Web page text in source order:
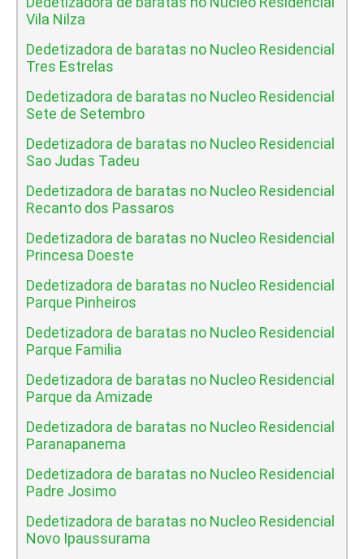
Vila Nilza
Dedetizadora de baratas no Nucleo Residencial
Tres Estrelas
Dedetizadora de baratas no Nucleo Residencial
Sete de Setembro
Dedetizadora de baratas no Nucleo Residencial
Sao Judas Tadeu
Dedetizadora de baratas no Nucleo Residencial
Recanto dos Passaros
Dedetizadora de baratas no Nucleo Residencial
Princesa Doeste
Dedetizadora de baratas no Nucleo Residencial
Parque Pinheiros
Dedetizadora de baratas no Nucleo Residencial
Parque Familia
Dedetizadora de baratas no Nucleo Residencial
Parque da Amizade
Dedetizadora de baratas no Nucleo Residencial
Paranapanema
Dedetizadora de baratas no Nucleo Residencial
Padre Josimo
Dedetizadora de baratas no Nucleo Residencial
Novo Ipaussurama